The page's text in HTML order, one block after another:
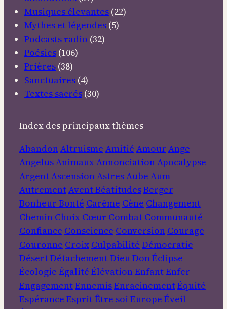
Musiques élevantes (22)
Mythes et légendes (5)
Podcasts radio (32)
Poésies (106)
Prières (38)
Sanctuaires (4)
Textes sacrés (30)
Index des principaux thèmes
AbandonAltruisme Amitié Amour Ange
AngelusAnimauxAnnonciationApocalypse
ArgentAscensionAstresAube Aum
AutrementAventBéatitudesBerger
Bonheur Bonté Carême Cène Changement
Chemin Choix Cœur Combat Communauté
Confiance Conscience Conversion Courage
Couronne Croix Culpabilité Démocratie
DésertDétachementDieuDonÉclipse
Écologie Égalité ÉlévationEnfantEnfer
EngagementEnnemisEnracinementÉquité
Espérance EspritÊtre soi Europe Éveil